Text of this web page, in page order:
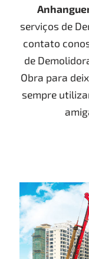
serviços de
contato
de
Obra para
sempre